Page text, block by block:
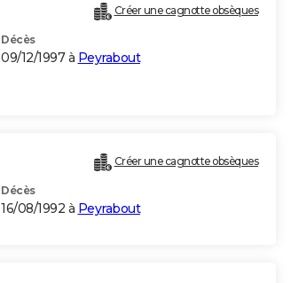
Créer une cagnotte obsèques
Décès
09/12/1997 à Peyrabout
Créer une cagnotte obsèques
Décès
16/08/1992 à Peyrabout